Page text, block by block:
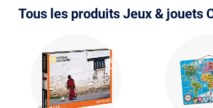
Tous les produits Jeux & jouets